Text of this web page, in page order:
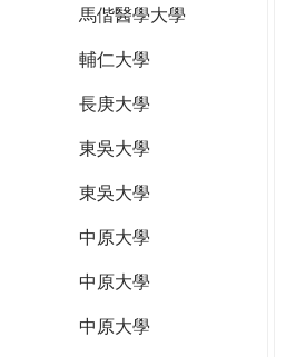
馬偕醫學大學
輔仁大學
長庚大學
東吳大學
東吳大學
中原大學
中原大學
中原大學